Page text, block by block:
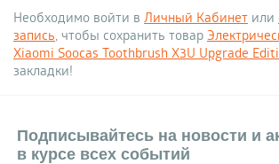
Необходимо войти в Личный Кабинет или
запись, чтобы сохранить товар
Xiaomi Soocas Toothbrush X3U Upgrade
закладки!
Подписывайтесь на новости и
в курсе всех событий